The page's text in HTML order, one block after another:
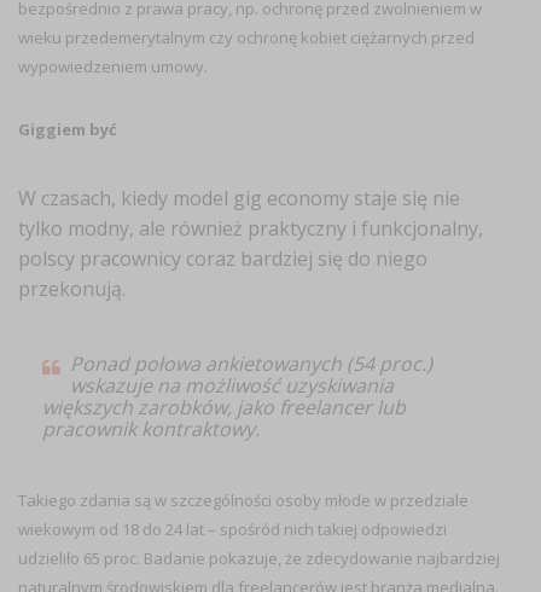
bezpośrednio z prawa pracy, np. ochronę przed zwolnieniem w
wieku przedemerytalnym czy ochronę kobiet ciężarnych przed
wypowiedzeniem umowy.
Giggiem być
W czasach, kiedy model gig economy staje się nie
tylko modny, ale również praktyczny i funkcjonalny,
polscy pracownicy coraz bardziej się do niego
przekonują.
Ponad połowa ankietowanych (54 proc.)
wskazuje na możliwość uzyskiwania
większych zarobków, jako freelancer lub
pracownik kontraktowy.
Takiego zdania są w szczególności osoby młode w przedziale
wiekowym od 18 do 24 lat – spośród nich takiej odpowiedzi
udzieliło 65 proc. Badanie pokazuje, że zdecydowanie najbardziej
naturalnym środowiskiem dla freelancerów jest branża medialna.